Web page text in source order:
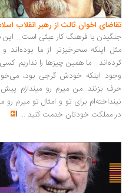
اخوان ثالث از رهبر انقلاب اسلامی
با فرهنگ کار عبثی است... این برادران
اینکه سحرخیزتر از ما بوده‌اند و
ما همین چیزها را نداریم. کسی نداریم
اینکه خودش گرجی بود، می‌خواست
بزنند...من میرم رو میندازم پیش آقای
برای تو و امثال تو میرم رو
مملکت خودتان خدمت کنید...